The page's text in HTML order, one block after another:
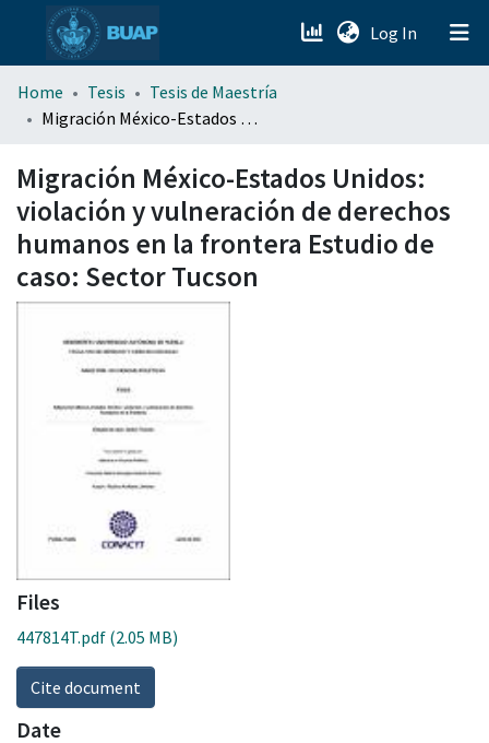
Log In (current)
menu.section.about_menu
Home Tesis
Tesis de Maestría
Migración México-Estados Unidos: violación y vulneración de derechos humanos en la frontera Estudio de caso: Sector Tucson
Migración México-Estados Unidos:
violación y vulneración de derechos
humanos en la frontera Estudio de
caso: Sector Tucson
Files
447814T.pdf (2.05 MB)
Cite document
Date